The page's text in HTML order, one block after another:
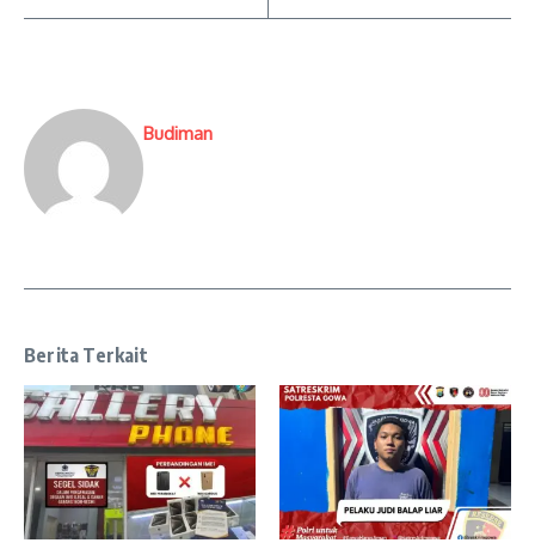
Budiman
Berita Terkait